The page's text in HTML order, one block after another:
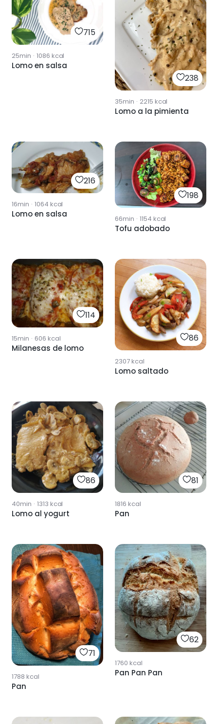
715
25min · 1086 kcal
Lomo en salsa
238
35min · 2215 kcal
Lomo a la pimienta
216
16min · 1064 kcal
Lomo en salsa
198
66min · 1154 kcal
Tofu adobado
114
15min · 606 kcal
Milanesas de lomo
86
2307kcal
Lomo saltado
86
40min · 1313 kcal
Lomo al yogurt
81
1816 kcal
Pan
71
1788 kcal
Pan
62
1760 kcal
Pan Pan Pan